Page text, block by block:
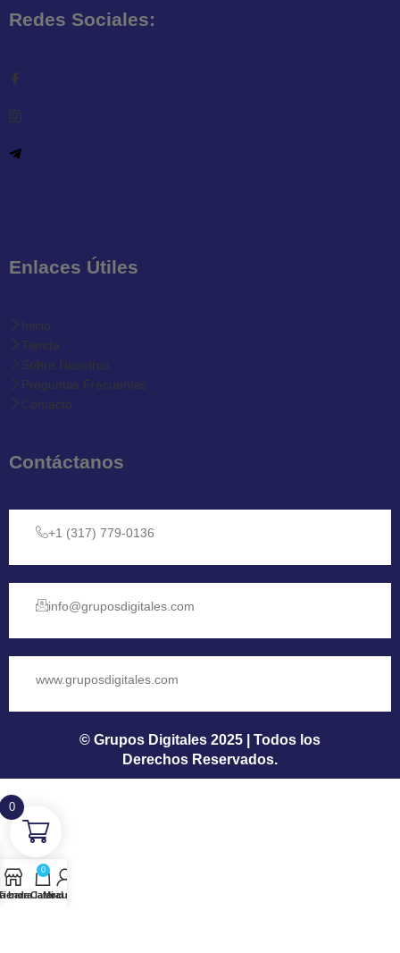
Redes Sociales:
Enlaces Útiles
Inicio
Tienda
Sobre Nosotros
Preguntas Frecuentes
Contacto
Contáctanos
+1 (317) 779-0136
info@gruposdigitales.com
www.gruposdigitales.com
© Grupos Digitales 2025 | Todos los
Derechos Reservados.
0
barra lateral
0
CarroMi cuenta